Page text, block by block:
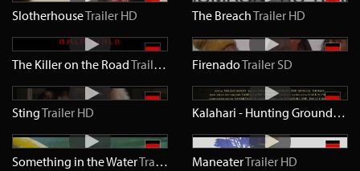
SlotherhouseTrailer HD The BreachTrailer HD
The Killer on the RoadTrailer FirenadoTrailer SD
StingTrailer HD Kalahari - Hunting Grounds
Something in the WaterTrailer ManeaterTrailer HD